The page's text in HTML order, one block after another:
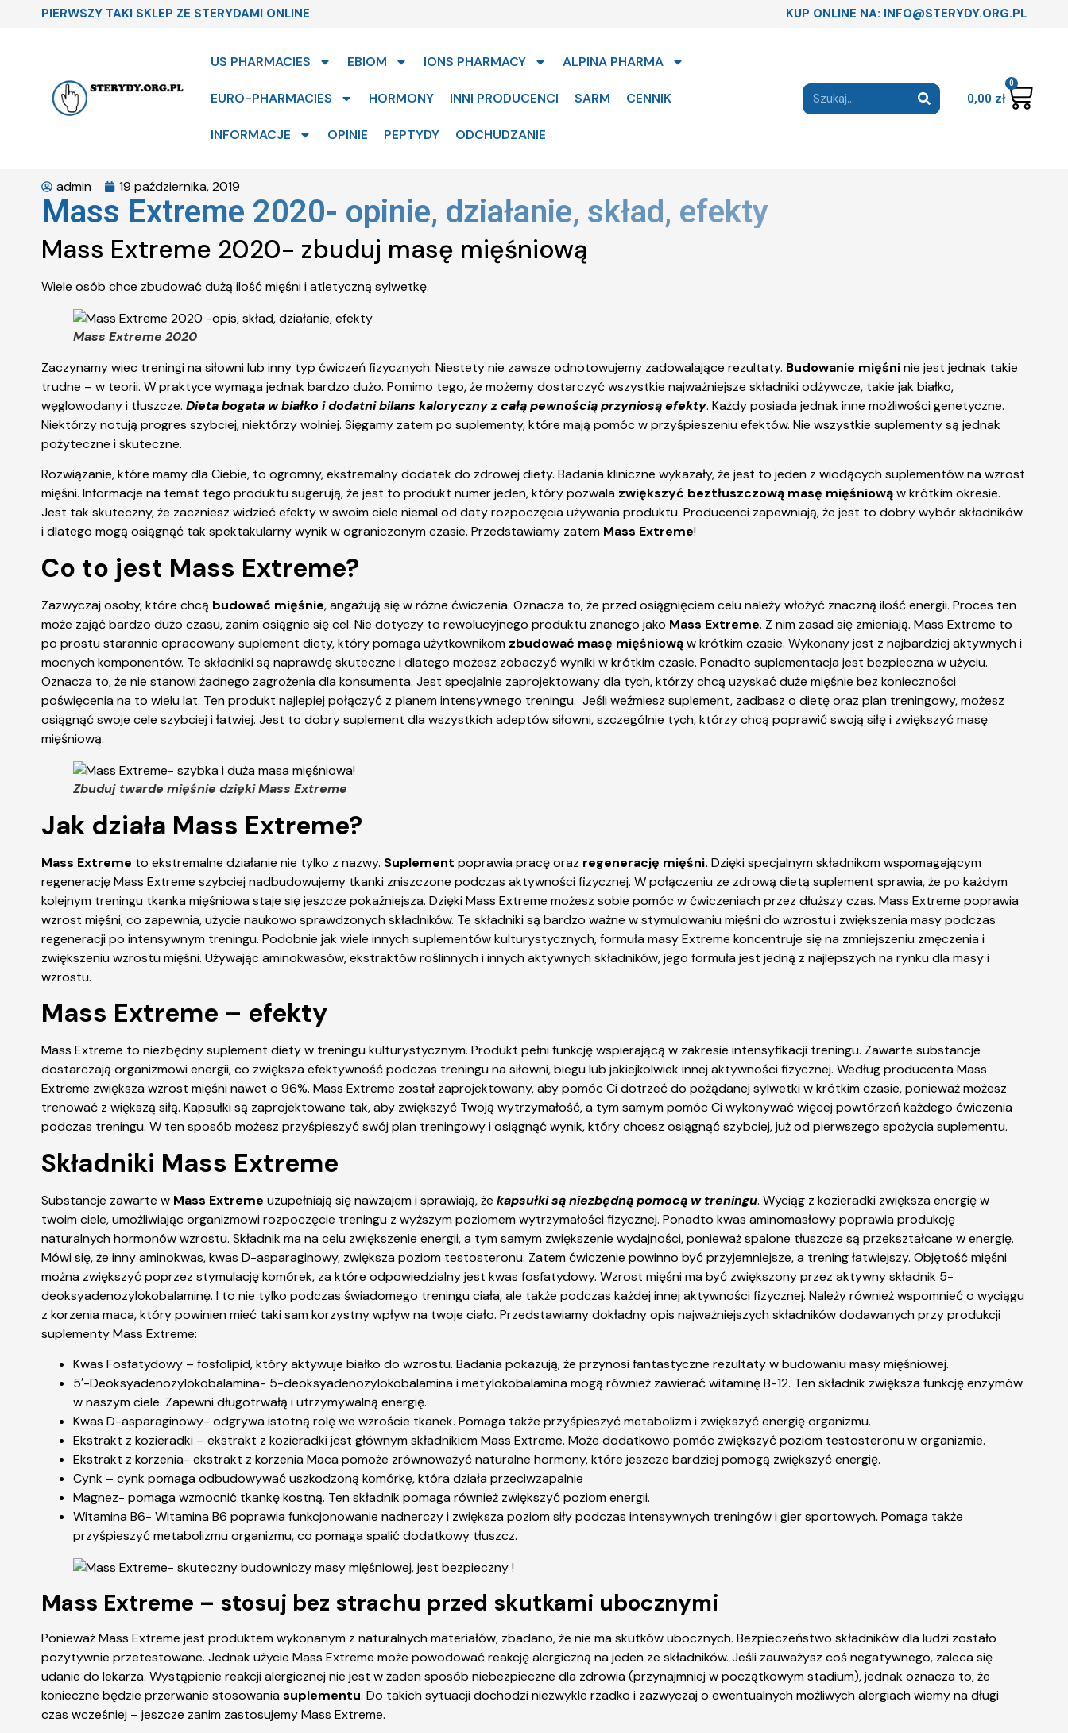
PIERWSZY TAKI SKLEP ZE STERYDAMI ONLINE KUP ONLINE NA: INFO@STERYDY.ORG.PL
US PHARMACIES EBIOM IONS PHARMACY ALPINA PHARMA
EURO-PHARMACIES HORMONY INNI PRODUCENCI SARM CENNIK
INFORMACJE OPINIE PEPTYDY ODCHUDZANIE
0,00 zł
0
admin 19 października, 2019
Mass Extreme 2020- opinie, działanie, skład, efekty
Mass Extreme 2020- zbuduj masę mięśniową
Wiele osób chce zbudować dużą ilość mięśni i atletyczną sylwetkę.
Mass Extreme 2020
Zaczynamy wiec treningi na siłowni lub inny typ ćwiczeń fizycznych. Niestety nie zawsze odnotowujemy zadowalające rezultaty. Budowanie mięśninie jest jednak takie
trudne – w teorii. W praktyce wymaga jednak bardzo dużo. Pomimo tego, że możemy dostarczyć wszystkie najważniejsze składniki odżywcze, takie jak białko,
węglowodany i tłuszcze. Dieta bogata w białko i dodatni bilans kaloryczny z całą pewnością przyniosą efekty. Każdy posiada jednak inne możliwości genetyczne.
Niektórzy notują progres szybciej, niektórzy wolniej. Sięgamy zatem po suplementy, które mają pomóc w przyśpieszeniu efektów. Nie wszystkie suplementy są jednak
pożyteczne i skuteczne.
Rozwiązanie, które mamy dla Ciebie, to ogromny, ekstremalny dodatek do zdrowej diety. Badania kliniczne wykazały, że jest to jeden z wiodących suplementów na wzrost
mięśni. Informacje na temat tego produktu sugerują, że jest to produkt numer jeden, który pozwala zwiększyć beztłuszczową masę mięśniowąw krótkim okresie.
Jest tak skuteczny, że zaczniesz widzieć efekty w swoim ciele niemal od daty rozpoczęcia używania produktu. Producenci zapewniają, że jest to dobry wybór składników
i dlatego mogą osiągnąć tak spektakularny wynik w ograniczonym czasie. Przedstawiamy zatem Mass Extreme!
Co to jest Mass Extreme?
Zazwyczaj osoby, które chcą budować mięśnie, angażują się w różne ćwiczenia. Oznacza to, że przed osiągnięciem celu należy włożyć znaczną ilość energii. Proces ten
może zająć bardzo dużo czasu, zanim osiągnie się cel. Nie dotyczy to rewolucyjnego produktu znanego jako Mass Extreme. Z nim zasad się zmieniają. Mass Extreme to
po prostu starannie opracowany suplement diety, który pomaga użytkownikom zbudować masę mięśniowąw krótkim czasie. Wykonany jest z najbardziej aktywnych i
mocnych komponentów. Te składniki są naprawdę skuteczne i dlatego możesz zobaczyć wyniki w krótkim czasie. Ponadto suplementacja jest bezpieczna w użyciu.
Oznacza to, że nie stanowi żadnego zagrożenia dla konsumenta. Jest specjalnie zaprojektowany dla tych, którzy chcą uzyskać duże mięśnie bez konieczności
poświęcenia na to wielu lat. Ten produkt najlepiej połączyć z planem intensywnego treningu. Jeśli weźmiesz suplement, zadbasz o dietę oraz plan treningowy, możesz
osiągnąć swoje cele szybciej i łatwiej. Jest to dobry suplement dla wszystkich adeptów siłowni, szczególnie tych, którzy chcą poprawić swoją siłę i zwiększyć masę
mięśniową.
Zbuduj twarde mięśnie dzięki Mass Extreme
Jak działa Mass Extreme?
Mass Extreme to ekstremalne działanie nie tylko z nazwy. Suplement poprawia pracę oraz regenerację mięśni. Dzięki specjalnym składnikom wspomagającym
regenerację Mass Extreme szybciej nadbudowujemy tkanki zniszczone podczas aktywności fizycznej. W połączeniu ze zdrową dietą suplement sprawia, że po każdym
kolejnym treningu tkanka mięśniowa staje się jeszcze pokaźniejsza. Dzięki Mass Extreme możesz sobie pomóc w ćwiczeniach przez dłuższy czas. Mass Extreme poprawia
wzrost mięśni, co zapewnia, użycie naukowo sprawdzonych składników. Te składniki są bardzo ważne w stymulowaniu mięśni do wzrostu i zwiększenia masy podczas
regeneracji po intensywnym treningu. Podobnie jak wiele innych suplementów kulturystycznych, formuła masy Extreme koncentruje się na zmniejszeniu zmęczenia i
zwiększeniu wzrostu mięśni. Używając aminokwasów, ekstraktów roślinnych i innych aktywnych składników, jego formuła jest jedną z najlepszych na rynku dla masy i
wzrostu.
Mass Extreme – efekty
Mass Extreme to niezbędny suplement diety w treningu kulturystycznym. Produkt pełni funkcję wspierającą w zakresie intensyfikacji treningu. Zawarte substancje
dostarczają organizmowi energii, co zwiększa efektywność podczas treningu na siłowni, biegu lub jakiejkolwiek innej aktywności fizycznej. Według producenta Mass
Extreme zwiększa wzrost mięśni nawet o 96%. Mass Extreme został zaprojektowany, aby pomóc Ci dotrzeć do pożądanej sylwetki w krótkim czasie, ponieważ możesz
trenować z większą siłą. Kapsułki są zaprojektowane tak, aby zwiększyć Twoją wytrzymałość, a tym samym pomóc Ci wykonywać więcej powtórzeń każdego ćwiczenia
podczas treningu. W ten sposób możesz przyśpieszyć swój plan treningowy i osiągnąć wynik, który chcesz osiągnąć szybciej, już od pierwszego spożycia suplementu.
Składniki Mass Extreme
Substancje zawarte w Mass Extreme uzupełniają się nawzajem i sprawiają, że kapsułki są niezbędną pomocą w treningu. Wyciąg z kozieradki zwiększa energię w
twoim ciele, umożliwiając organizmowi rozpoczęcie treningu z wyższym poziomem wytrzymałości fizycznej. Ponadto kwas aminomasłowy poprawia produkcję
naturalnych hormonów wzrostu. Składnik ma na celu zwiększenie energii, a tym samym zwiększenie wydajności, ponieważ spalone tłuszcze są przekształcane w energię.
Mówi się, że inny aminokwas, kwas D-asparaginowy, zwiększa poziom testosteronu. Zatem ćwiczenie powinno być przyjemniejsze, a trening łatwiejszy. Objętość mięśni
można zwiększyć poprzez stymulację komórek, za które odpowiedzialny jest kwas fosfatydowy. Wzrost mięśni ma być zwiększony przez aktywny składnik 5-
deoksyadenozylokobalaminę. I to nie tylko podczas świadomego treningu ciała, ale także podczas każdej innej aktywności fizycznej. Należy również wspomnieć o wyciągu
z korzenia maca, który powinien mieć taki sam korzystny wpływ na twoje ciało. Przedstawiamy dokładny opis najważniejszych składników dodawanych przy produkcji
suplementy Mass Extreme:
Kwas Fosfatydowy – fosfolipid, który aktywuje białko do wzrostu. Badania pokazują, że przynosi fantastyczne rezultaty w budowaniu masy mięśniowej.
5′-Deoksyadenozylokobalamina- 5-deoksyadenozylokobalamina i metylokobalamina mogą również zawierać witaminę B-12. Ten składnik zwiększa funkcję enzymów
w naszym ciele. Zapewni długotrwałą i utrzymywalną energię.
Kwas D-asparaginowy- odgrywa istotną rolę we wzroście tkanek. Pomaga także przyśpieszyć metabolizm i zwiększyć energię organizmu.
Ekstrakt z kozieradki – ekstrakt z kozieradki jest głównym składnikiem Mass Extreme. Może dodatkowo pomóc zwiększyć poziom testosteronu w organizmie.
Ekstrakt z korzenia- ekstrakt z korzenia Maca pomoże zrównoważyć naturalne hormony, które jeszcze bardziej pomogą zwiększyć energię.
Cynk – cynk pomaga odbudowywać uszkodzoną komórkę, która działa przeciwzapalnie
Magnez- pomaga wzmocnić tkankę kostną. Ten składnik pomaga również zwiększyć poziom energii.
Witamina B6- Witamina B6 poprawia funkcjonowanie nadnerczy i zwiększa poziom siły podczas intensywnych treningów i gier sportowych. Pomaga także
przyśpieszyć metabolizmu organizmu, co pomaga spalić dodatkowy tłuszcz.
Mass Extreme – stosuj bez strachu przed skutkami ubocznymi
Ponieważ Mass Extreme jest produktem wykonanym z naturalnych materiałów, zbadano, że nie ma skutków ubocznych. Bezpieczeństwo składników dla ludzi zostało
pozytywnie przetestowane. Jednak użycie Mass Extreme może powodować reakcję alergiczną na jeden ze składników. Jeśli zauważysz coś negatywnego, zaleca się
udanie do lekarza. Wystąpienie reakcji alergicznej nie jest w żaden sposób niebezpieczne dla zdrowia (przynajmniej w początkowym stadium), jednak oznacza to, że
konieczne będzie przerwanie stosowania suplementu. Do takich sytuacji dochodzi niezwykle rzadko i zazwyczaj o ewentualnych możliwych alergiach wiemy na długi
czas wcześniej – jeszcze zanim zastosujemy Mass Extreme.